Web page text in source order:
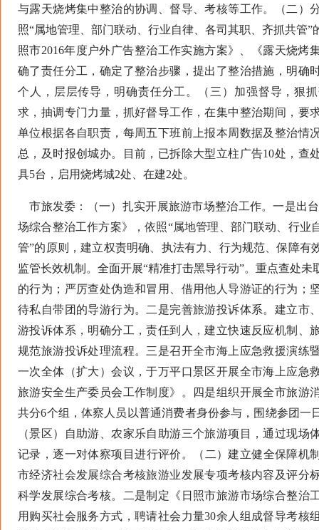
与露天烧烤集中整治的协调、督导、考核等工作。（二）
照“属地管理、部门联动、行业自律、各司其职、齐抓共管”
照市2016年度户外广告整治工作实施方案》、《露天烧烤
确了责任分工，确定了整治步骤，提出了整治措施，明确
个人，层层传导，明确责任分工。（三）加强督导，狠
求，抽调专门力量，抓好督导工作，在集中整治期间，要
单位根据各自职责，每周五下班前上报本周数据及整治情
总，及时报创城办。目前，已拆除大型立柱广告10处，查
具5台，启用烧烤城2处、在建2处。
市旅发委：（一）扎实开展旅游市场整治工作。一是出
场综合整治工作方案》，依照“属地管理、部门联动、行业
管”的原则，建立权责明确、执法有力、行为规范、保障有
监管长效机制。全面开展“精准打击黑导行动”。重点查处未
的行为；严厉查处伪造和冒用、借用他人导游证的行为；
待私自带团的导游行为。二是完善旅游投诉体系。建立市
游投诉体系，明确分工，责任到人，建立快速反应机制、
规范旅游投诉处理流程。三是召开全市海上应急救援演练
一次全体（扩大）会议，于万平口景区开展全市海上应急
旅游安全生产委员会工作制度》。四是组织开展全市旅游
共分6个组，体察人员以普通消费者身份参与，围绕参团一
（景区）自助游、农家乐自助游三个旅游项目，通过现场
记录，逐一对体察项目进行评价。（二）建立健全保障机
市经济社会发展综合考核旅游业发展专项考核内容及评分
科学发展综合考核。二是制定《日照市旅游市场综合整治
用购买社会服务方式，聘请社会力量30余人组成督导考核